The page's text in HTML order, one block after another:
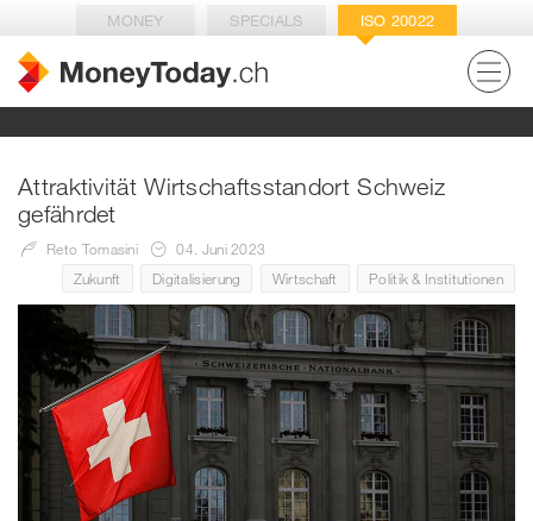
MONEY SPECIALS ISO 20022
Attraktivität Wirtschaftsstandort Schweiz
gefährdet
Reto Tomasini
04. Juni 2023
Zukunft
Digitalisierung Wirtschaft Politik & Institutionen